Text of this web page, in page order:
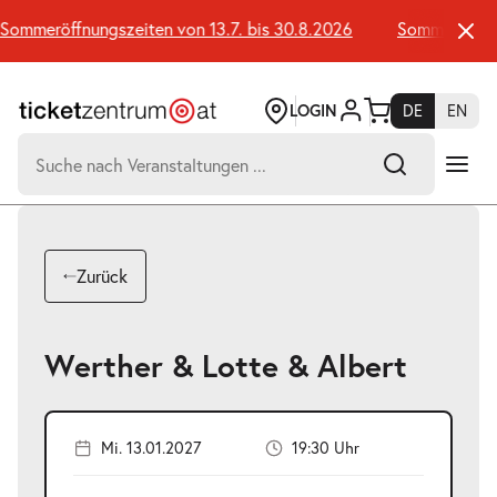
Seiteninhalt
springen
von 13.7. bis 30.8.2026
LOGIN DE
EN
nach:
Suchtreffer:
Zurück
Werther & Lotte & Albert
Mi. 13.01.2027 19:30 Uhr